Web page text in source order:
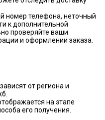
номер телефона, неточный
к дополнительной
проверяйте ваши
и оформлении заказа.
от региона и
на этапе
его получения.